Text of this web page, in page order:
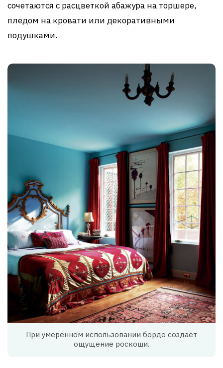
сочетаются с расцветкой абажура на торшере,
пледом на кровати или декоративными
подушками.
При умеренном использовании бордо создает
ощущение роскоши.